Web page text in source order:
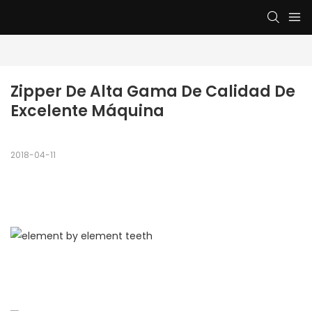
Zipper De Alta Gama De Calidad De
Excelente Máquina
2018-04-11